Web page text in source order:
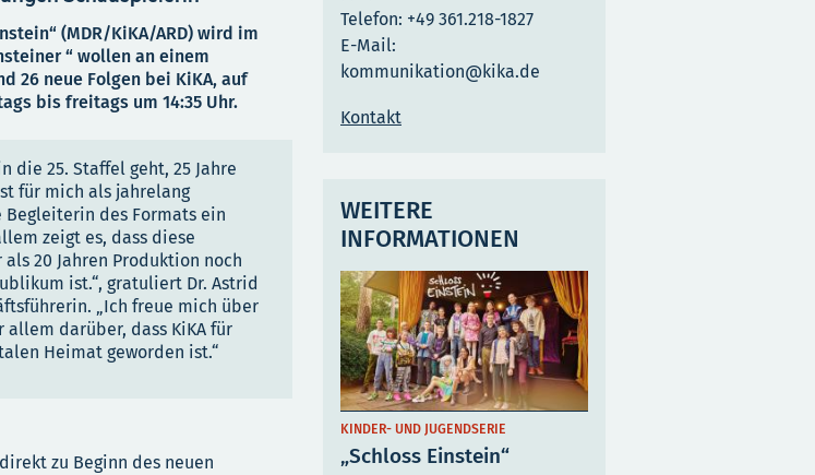
(MDR/KiKA/ARD) wird im
“ wollen an einem
26 neue Folgen bei KiKA, auf
bis freitags um 14:35 Uhr.
die 25. Staffel geht, 25 Jahre
für mich als jahrelang
des Formats ein
zeigt es, dass diese
20 Jahren Produktion noch
ist.“, gratuliert Dr. Astrid
„Ich freue mich über
allem darüber, dass KiKA für
Heimat geworden ist.“
zu Beginn des neuen
Telefon: +49 361.218-1827
E-Mail:
kommunikation@kika.de
Kontakt
WEITERE
INFORMATIONEN
KINDER- UND JUGENDSERIE
„Schloss Einstein“